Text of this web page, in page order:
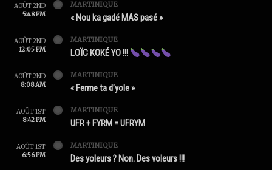
AOÛT 2ND
5:48 PM
MARTINIQUE
« Nou ka gadé MAS pasé »
AOÛT 2ND
12:05 PM
MARTINIQUE
LOÏC KOKÉ YO !!!
AOÛT 2ND
8:08 AM
MARTINIQUE
« Ferme ta d’yole »
AOÛT 1ST
8:42 PM
MARTINIQUE
UFR + FYRM = UFRYM
AOÛT 1ST
6:56 PM
MARTINIQUE
Des yoleurs ? Non. Des voleurs !!!